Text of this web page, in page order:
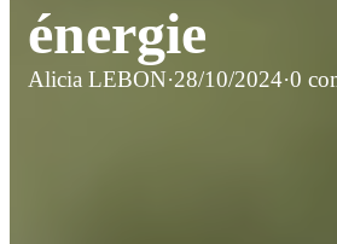
énergie
Alicia LEBON·28/10/2024·0